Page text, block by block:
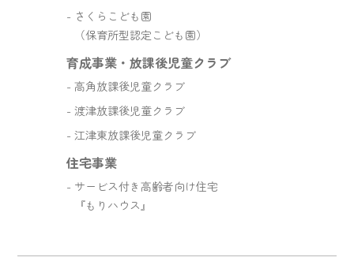
さくらこども園
（保育所型認定こども園）
育成事業・放課後児童クラブ
高角放課後児童クラブ
渡津放課後児童クラブ
江津東放課後児童クラブ
住宅事業
サービス付き高齢者向け住宅
『もりハウス』